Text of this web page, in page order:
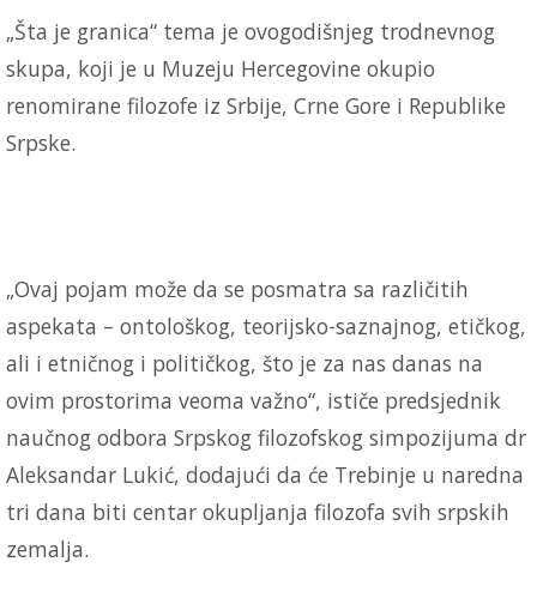
„Šta je granica“ tema je ovogodišnjeg trodnevnog
skupa, koji je u Muzeju Hercegovine okupio
renomirane filozofe iz Srbije, Crne Gore i Republike
Srpske.
„Ovaj pojam može da se posmatra sa različitih
aspekata – ontološkog, teorijsko-saznajnog, etičkog,
ali i etničnog i političkog, što je za nas danas na
ovim prostorima veoma važno“, ističe predsjednik
naučnog odbora Srpskog filozofskog simpozijuma dr
Aleksandar Lukić, dodajući da će Trebinje u naredna
tri dana biti centar okupljanja filozofa svih srpskih
zemalja.